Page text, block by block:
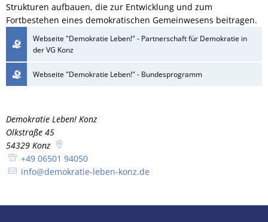
Strukturen aufbauen, die zur Entwicklung und zum
Fortbestehen eines demokratischen Gemeinwesens beitragen.
Webseite "Demokratie Leben!" - Partnerschaft für Demokratie in
der VG Konz
Webseite "Demokratie Leben!" - Bundesprogramm
Demokratie Leben! Konz
Olkstraße 45
54329 Konz
+49 06501 94050
info@demokratie-leben-konz.de